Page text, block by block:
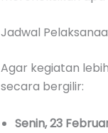
Jadwal
Agar kegiatan
secara bergilir:
Senin, 23